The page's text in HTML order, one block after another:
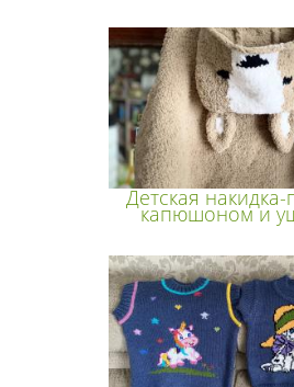
Детская
капюшоном и